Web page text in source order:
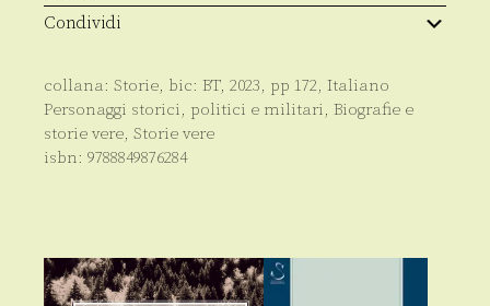
Condividi
collana: Storie, bic: BT, 2023, pp 172, Italiano
Personaggi storici, politici e militari, Biografie e
storie vere, Storie vere
isbn: 9788849876284